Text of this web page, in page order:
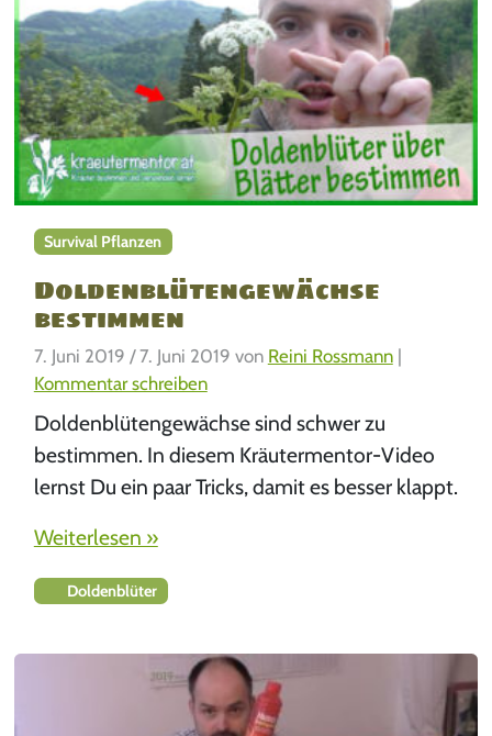
Survival Pflanzen
Doldenblütengewächse
bestimmen
7. Juni 2019 / 7. Juni 2019 von Reini Rossmann |
Kommentar schreiben
Doldenblütengewächse sind schwer zu
bestimmen. In diesem Kräutermentor-Video
lernst Du ein paar Tricks, damit es besser klappt.
Weiterlesen »
Doldenblüter